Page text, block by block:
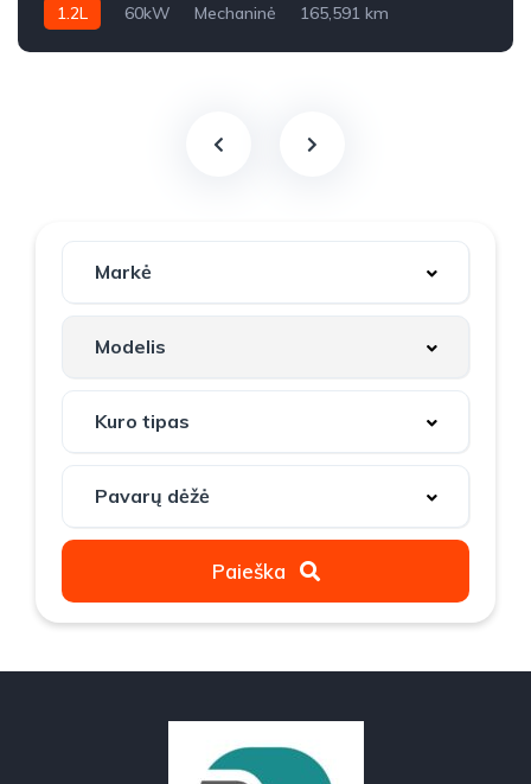
1.2L 60kW Mechaninė
165,591 km
Paieška